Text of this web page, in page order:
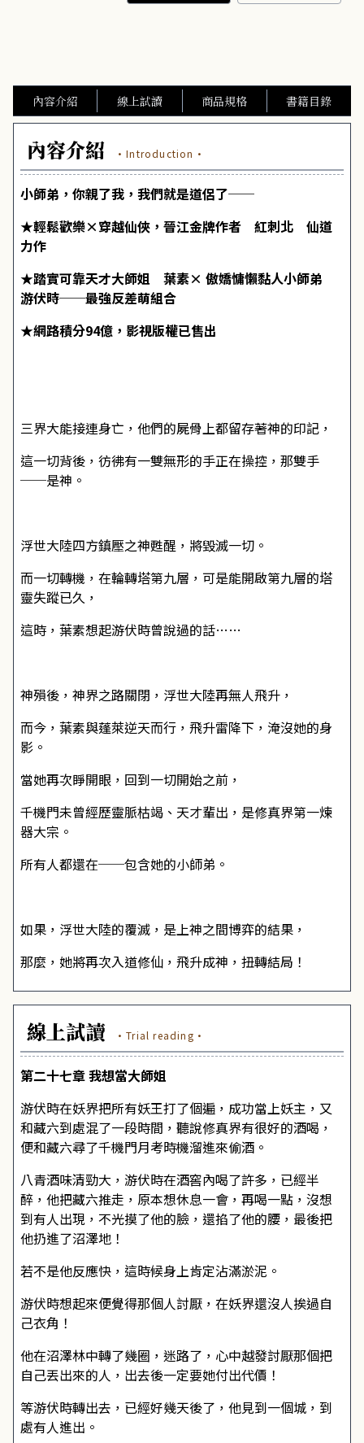
內容介紹 線上試讀 商品規格 書籍目錄
內容介紹 ·Introduction·
小師弟，你親了我，我們就是道侶了──
★輕鬆歡樂×穿越仙俠，晉江金牌作者 紅刺北 仙道
力作
★踏實可靠天才大師姐 葉素× 傲嬌慵懶黏人小師弟
游伏時──最強反差萌組合
★網路積分94億，影視版權已售出
三界大能接連身亡，他們的屍骨上都留存著神的印記，
這一切背後，彷彿有一雙無形的手正在操控，那雙手
──是神。
浮世大陸四方鎮壓之神甦醒，將毀滅一切。
而一切轉機，在輪轉塔第九層，可是能開啟第九層的塔
靈失蹤已久，
這時，葉素想起游伏時曾說過的話……
神殞後，神界之路關閉，浮世大陸再無人飛升，
而今，葉素與蓬萊逆天而行，飛升雷降下，淹沒她的身
影。
當她再次睜開眼，回到一切開始之前，
千機門未曾經歷靈脈枯竭、天才輩出，是修真界第一煉
器大宗。
所有人都還在──包含她的小師弟。
如果，浮世大陸的覆滅，是上神之間博弈的結果，
那麼，她將再次入道修仙，飛升成神，扭轉結局！
線上試讀 ·Trial reading·
第二十七章 我想當大師姐
游伏時在妖界把所有妖王打了個遍，成功當上妖主，又
和藏六到處混了一段時間，聽說修真界有很好的酒喝，
便和藏六尋了千機門月考時機溜進來偷酒。
八青酒味清勁大，游伏時在酒窖內喝了許多，已經半
醉，他把藏六推走，原本想休息一會，再喝一點，沒想
到有人出現，不光摸了他的臉，還掐了他的腰，最後把
他扔進了沼澤地！
若不是他反應快，這時候身上肯定沾滿淤泥。
游伏時想起來便覺得那個人討厭，在妖界還沒人挨過自
己衣角！
他在沼澤林中轉了幾圈，迷路了，心中越發討厭那個把
自己丟出來的人，出去後一定要她付出代價！
等游伏時轉出去，已經好幾天後了，他見到一個城，到
處有人進出。